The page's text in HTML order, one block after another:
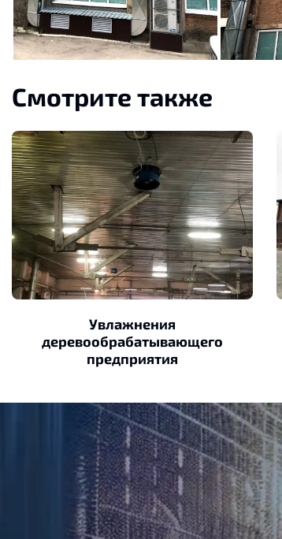
Смотрите также
Увлажнения
деревообрабатывающего
предприятия